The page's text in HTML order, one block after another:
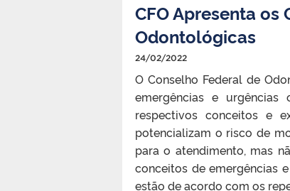
CFO Apresenta
Odontológicas
24/02/2022
O Conselho Federal de
emergências e urgências
respectivos conceitos e
potencializam o risco de
para o atendimento, mas
conceitos de emergências
estão de acordo com os